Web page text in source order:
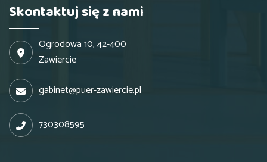
Skontaktuj się z nami
Ogrodowa 10, 42-400
Zawiercie
gabinet@puer-zawiercie.pl
730308595